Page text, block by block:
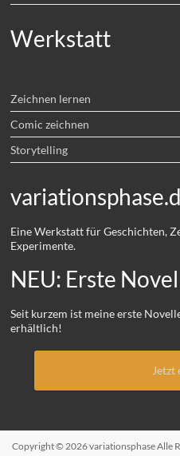
Werkstatt
Zeichnen lernen
Comic zeichnen
Storytelling
Eine Werkstatt für Geschichten,
Experimente.
NEU: Erste
Seit kurzem ist meine erste
erhältlich!
Jetzt
Copyright © 2026variationsphaseAlle